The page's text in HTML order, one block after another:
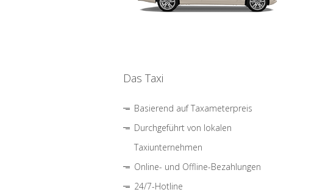
Das Taxi
Basierend auf Taxameterpreis
Durchgeführt von lokalen
Taxiunternehmen
Online- und Offline-Bezahlungen
24/7-Hotline